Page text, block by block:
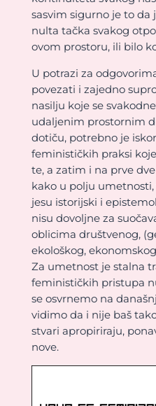
sasvim sigurno je to
nulta tačka svakog
ovom prostoru, ili bilo
U potrazi za
povezati i zajedno
nasilju koje se
udaljenim prostornim
dotiču, potrebno je
feminističkih praksi
te, a zatim i na prve
kako u polju umetnosti,
jesu istorijski i
nisu dovoljne za
oblicima društvenog,
ekološkog,
Za umetnost je stalna
feminističkih pristupa
se osvrnemo na
vidimo da i nije baš
stvari apropiriraju,
nove.